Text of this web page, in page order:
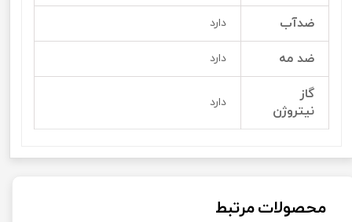
ضدآب دارد
ضد مه دارد
گاز
نیتروژن
دارد
محصولات مرتبط